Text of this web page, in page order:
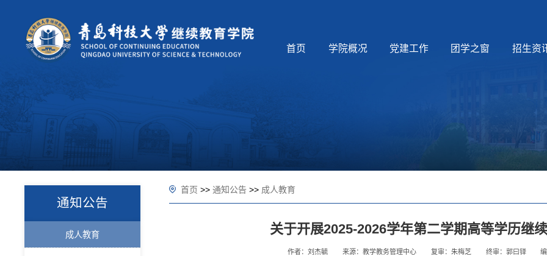
首页 学院概况 党建工作 团学之窗 招生资
通知公告
成人教育
首页 >> 通知公告 >> 成人教育
关于开展2025-2026学年第二学期高等学历继
作者：刘杰毓 来源：教学教务管理中心 复审：朱梅芝 终审：郭曰铎